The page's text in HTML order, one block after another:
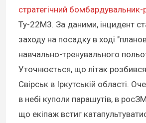
стратегічний
Ту-22М3. За даними, інцидент
заходу на посадку в ході
навчально-тренувального
Уточнюється, що літак
Свірськ в Іркутській області.
в небі куполи парашутів, в
що екіпаж встиг